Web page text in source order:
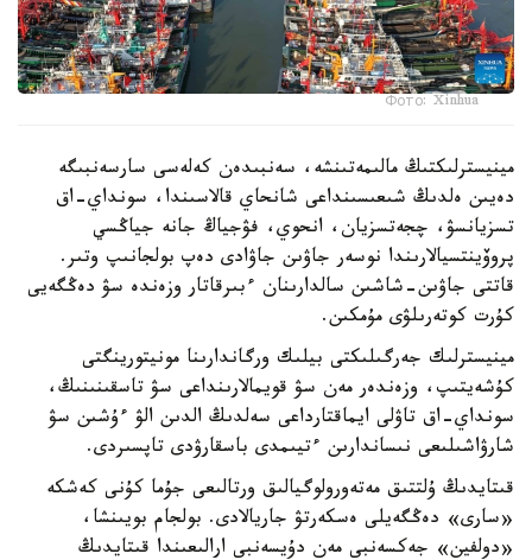
Фото: Xinhua
مينيسترلىكتىڭ مالىمەتىنشە، سەنبىدەن كەلەسى سارسەنبىگە
دەيىن ەلدىڭ شىعىسىنداعى شانحاي قالاسىندا، سونداي-اق
تسزيانسۋ، چجەتسزيان، انحوي، فۋجياڭ جانە جياڭسي
پروۆينتسيالارىندا نوسەر جاۋىن جاۋادى دەپ بولجانىپ وتىر.
قاتتى جاۋىن-شاشىن سالدارىنان ءبىرقاتار وزەندە سۋ دەڭگەيى
كۇرت كوتەرىلۋى مۇمكىن.
مينيسترلىك جەرگىلىكتى بيلىك ورگاندارىنا مونيتورينگتى
كۇشەيتىپ، وزەندەر مەن سۋ قويمالارىنداعى سۋ تاسقىنىنىڭ،
سونداي-اق تاۋلى ايماقتارداعى سەلدىڭ الدىن الۋ ءۇشىن سۋ
شارۋاشىلىعى نىساندارىن ءتيىمدى باسقارۋدى تاپسىردى.
قىتايدىڭ ۇلتتىق مەتەورولوگيالىق ورتالىعى جۇما كۇنى كەشكە
«سارى» دەڭگەيلى ەسكەرتۋ جاريالادى. بولجام بويىنشا،
«دولفين» جەكسەنبى مەن دۇيسەنبى ارالىعىندا قىتايدىڭ